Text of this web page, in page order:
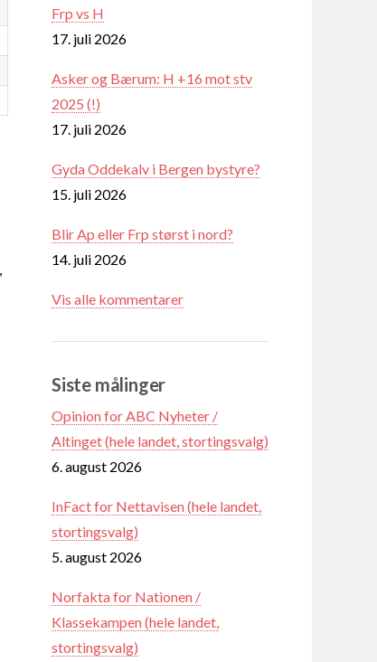
Frp vs H
17. juli 2026
Asker og Bærum: H +16 mot stv
2025 (!)
17. juli 2026
Gyda Oddekalv i Bergen bystyre?
15. juli 2026
Blir Ap eller Frp størst i nord?
14. juli 2026
Vis alle kommentarer
Siste målinger
Opinion for ABC Nyheter /
Altinget (hele landet, stortingsvalg)
6. august 2026
InFact for Nettavisen (hele landet,
stortingsvalg)
5. august 2026
Norfakta for Nationen /
Klassekampen (hele landet,
stortingsvalg)